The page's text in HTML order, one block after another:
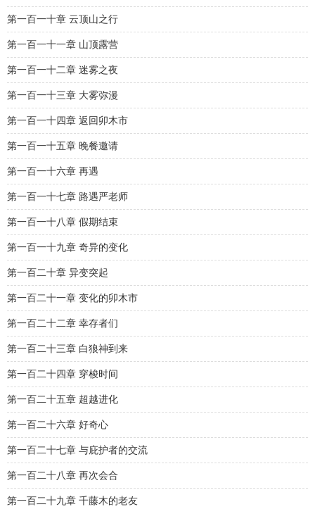
第一百一十章 云顶山之行
第一百一十一章 山顶露营
第一百一十二章 迷雾之夜
第一百一十三章 大雾弥漫
第一百一十四章 返回卯木市
第一百一十五章 晚餐邀请
第一百一十六章 再遇
第一百一十七章 路遇严老师
第一百一十八章 假期结束
第一百一十九章 奇异的变化
第一百二十章 异变突起
第一百二十一章 变化的卯木市
第一百二十二章 幸存者们
第一百二十三章 白狼神到来
第一百二十四章 穿梭时间
第一百二十五章 超越进化
第一百二十六章 好奇心
第一百二十七章 与庇护者的交流
第一百二十八章 再次会合
第一百二十九章 千藤木的老友